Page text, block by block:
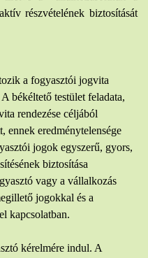
részvételének biztosítását
a fogyasztói jogvita
békéltető testület feladata,
rendezése céljából
ennek eredménytelensége
jogok egyszerű, gyors,
biztosítása
vagy a vállalkozás
jogokkal és a
kapcsolatban.
kérelmére indul. A